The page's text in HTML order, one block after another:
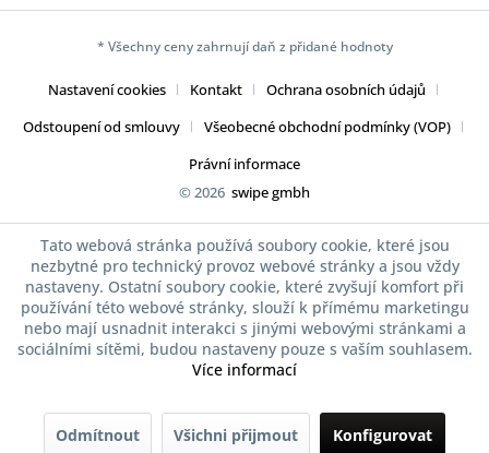
* Všechny ceny zahrnují daň z přidané hodnoty
Nastavení cookies Kontakt
Ochrana osobních údajů
Odstoupení od smlouvy
Všeobecné obchodní podmínky (VOP)
Právní informace
© 2026 swipe gmbh
Tato webová stránka používá soubory cookie, které jsou
nezbytné pro technický provoz webové stránky a jsou vždy
nastaveny. Ostatní soubory cookie, které zvyšují komfort při
používání této webové stránky, slouží k přímému marketingu
nebo mají usnadnit interakci s jinými webovými stránkami a
sociálními sítěmi, budou nastaveny pouze s vaším souhlasem.
Více informací
Odmítnout Všichni přijmout Konfigurovat